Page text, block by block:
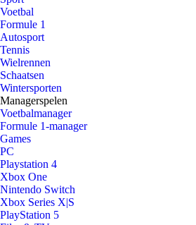
Voetbal
Formule 1
Autosport
Tennis
Wielrennen
Schaatsen
Wintersporten
Managerspelen
Voetbalmanager
Formule 1-manager
Games
PC
Playstation 4
Xbox One
Nintendo Switch
Xbox Series X|S
PlayStation 5